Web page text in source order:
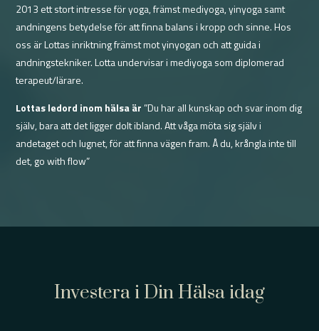
2013 ett stort intresse för yoga, främst mediyoga, yinyoga samt
andningens betydelse för att finna balans i kropp och sinne. Hos
oss är Lottas inriktning främst mot yinyogan och att guida i
andningstekniker. Lotta undervisar i mediyoga som diplomerad
terapeut/lärare.
Lottas ledord inom hälsa är”Du har all kunskap och svar inom dig
själv, bara att det ligger dolt ibland. Att våga möta sig själv i
andetaget och lugnet, för att finna vägen fram. Å du, krångla inte till
det, go with flow”
Investera i Din Hälsa idag